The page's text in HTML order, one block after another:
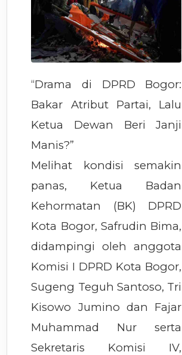
“Drama di DPRD Bogor:
Bakar Atribut Partai, Lalu
Ketua Dewan Beri Janji
Manis?”
Melihat kondisi semakin
panas, Ketua Badan
Kehormatan (BK) DPRD
Kota Bogor, Safrudin Bima,
didampingi oleh anggota
Komisi I DPRD Kota Bogor,
Sugeng Teguh Santoso, Tri
Kisowo Jumino dan Fajar
Muhammad Nur serta
Sekretaris Komisi IV,